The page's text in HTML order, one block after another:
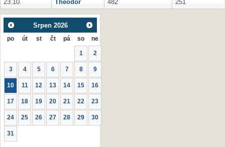
23.10.
Theodor 482 251
Srpen 2026
po út st čt pá so ne
1 2
3 4 5 6 7 8 9
10 11 12 13 14 15 16
17 18 19 20 21 22 23
24 25 26 27 28 29 30
31